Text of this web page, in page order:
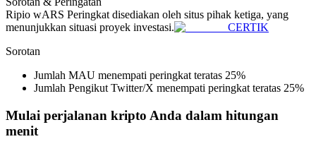
Ripio wARS Peringkat disediakan oleh situs pihak ketiga, yang
menunjukkan situasi proyek investasi.
CERTIK
Sorotan
Jumlah MAU menempati peringkat teratas 25%
Jumlah Pengikut Twitter/X menempati peringkat teratas 25%
Mulai perjalanan kripto Anda dalam hitungan
menit